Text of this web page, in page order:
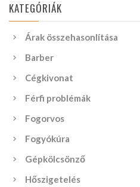
KATEGÓRIÁK
Árak összehasonlítása
Barber
Cégkivonat
Férfi problémák
Fogorvos
Fogyókúra
Gépkölcsönző
Hőszigetelés